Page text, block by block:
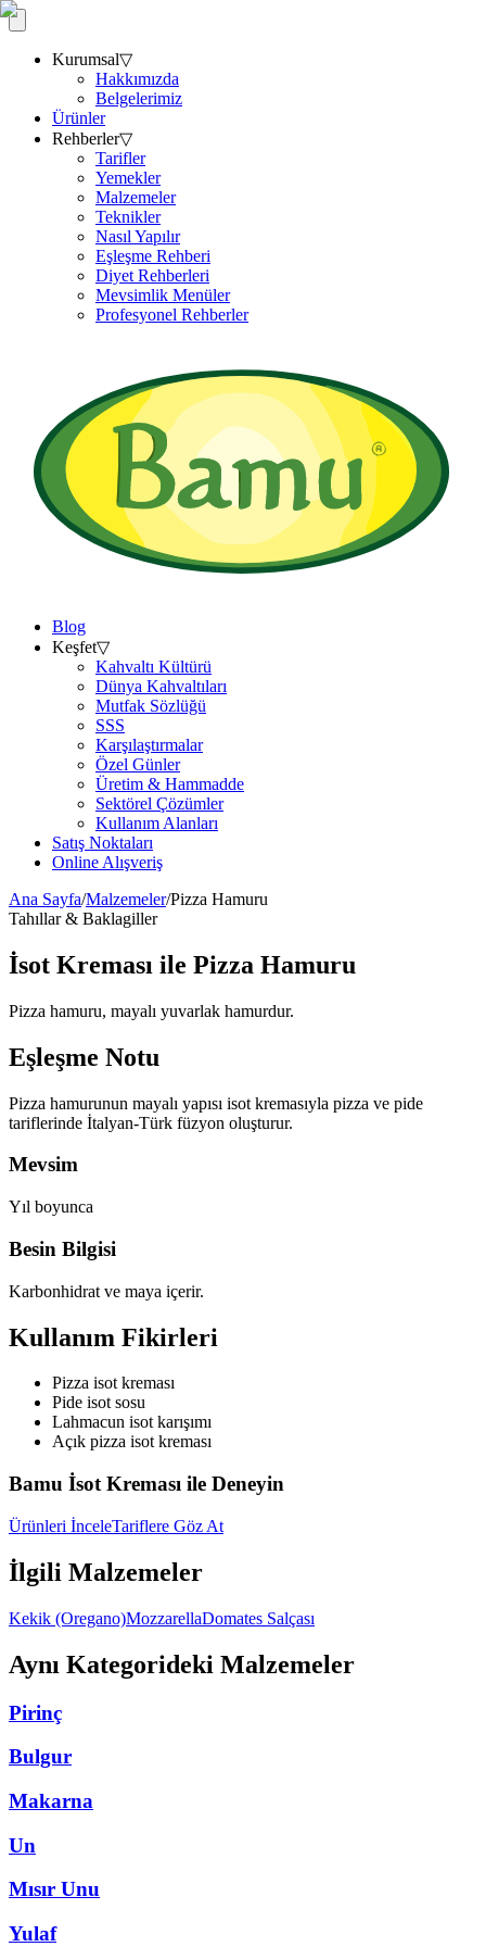
Kurumsal▽
Hakkımızda
Belgelerimiz
Ürünler
Rehberler▽
Tarifler
Yemekler
Malzemeler
Teknikler
Nasıl Yapılır
Eşleşme Rehberi
Diyet Rehberleri
Mevsimlik Menüler
Profesyonel Rehberler
Blog
Keşfet▽
Kahvaltı Kültürü
Dünya Kahvaltıları
Mutfak Sözlüğü
SSS
Karşılaştırmalar
Özel Günler
Üretim & Hammadde
Sektörel Çözümler
Kullanım Alanları
Satış Noktaları
Online Alışveriş
Ana Sayfa/Malzemeler/Pizza Hamuru
Tahıllar & Baklagiller
İsot Kreması ile Pizza Hamuru
Pizza hamuru, mayalı yuvarlak hamurdur.
Eşleşme Notu
Pizza hamurunun mayalı yapısı isot kremasıyla pizza ve pide
tariflerinde İtalyan-Türk füzyon oluşturur.
Mevsim
Yıl boyunca
Besin Bilgisi
Karbonhidrat ve maya içerir.
Kullanım Fikirleri
Pizza isot kreması
Pide isot sosu
Lahmacun isot karışımı
Açık pizza isot kreması
Bamu İsot Kreması ile Deneyin
Ürünleri İnceleTariflere Göz At
İlgili Malzemeler
Kekik (Oregano)MozzarellaDomates Salçası
Aynı Kategorideki Malzemeler
Pirinç
Bulgur
Makarna
Un
Mısır Unu
Yulaf